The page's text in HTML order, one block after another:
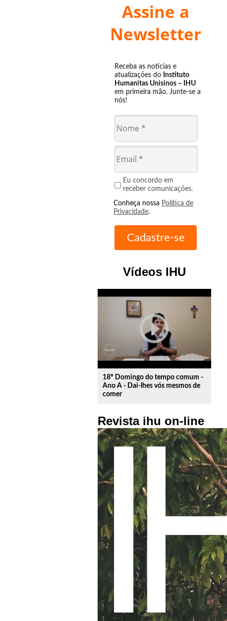
Assine a
Newsletter
Receba as notícias e
atualizações do Instituto
Humanitas Unisinos – IHU
em primeira mão. Junte-se a
nós!
Eu concordo em
receber comunicações.
Conheça nossa Política de
Privacidade.
Vídeos IHU
play_circle_outline
18º Domingo do tempo comum -
Ano A - Dai-lhes vós mesmos de
comer
Revista ihu on-line